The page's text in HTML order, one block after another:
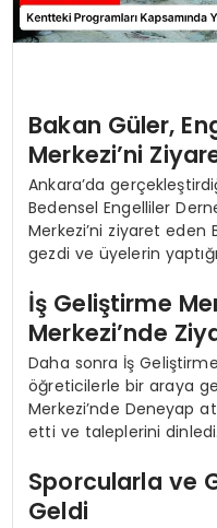
Bakan Güler,
Merkezi’ni
Ankara’da
Bedensel Engelliler
Merkezi’ni ziyaret eden
gezdi ve üyelerin
İş Geliştirme
Merkezi’nde
Daha sonra İş
öğreticilerle bir araya
Merkezi’nde Deneyap
etti ve taleplerini dinledi.
Sporcularla ve
Geldi